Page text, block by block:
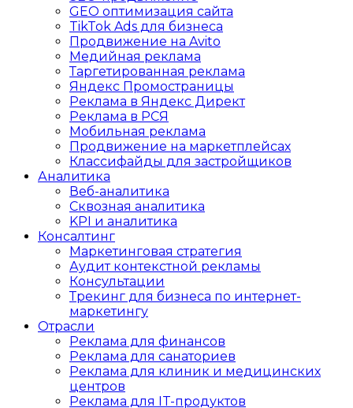
GEO оптимизация сайта
TikTok Ads для бизнеса
Продвижение на Avito
Медийная реклама
Таргетированная реклама
Яндекс Промостраницы
Реклама в Яндекс Директ
Реклама в РСЯ
Мобильная реклама
Продвижение на маркетплейсах
Классифайды для застройщиков
Аналитика
Веб-аналитика
Сквозная аналитика
KPI и аналитика
Консалтинг
Маркетинговая стратегия
Аудит контекстной рекламы
Консультации
Трекинг для бизнеса по интернет-
маркетингу
Отрасли
Реклама для финансов
Реклама для санаториев
Реклама для клиник и медицинских
центров
Реклама для IT-продуктов